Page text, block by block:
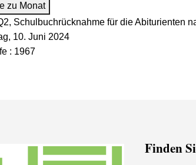
zu Monat
Schulbuchrücknahme für die Abiturienten
10. Juni 2024
: 1967
Finden